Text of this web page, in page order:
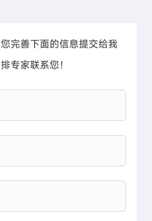
完善下面的信息提交给我
专家联系您！